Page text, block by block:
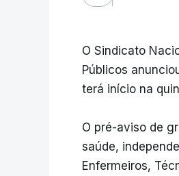
O Sindicato
Públicos
terá início na
O pré-aviso de
saúde,
Enfermeiros,